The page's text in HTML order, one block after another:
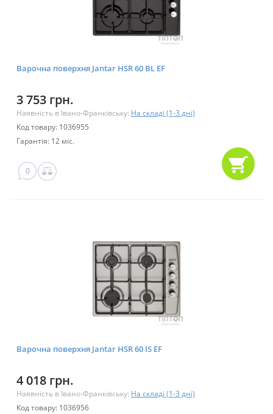
Варочна поверхня Jantar HSR 60 BL EF
3 753 грн.
Наявність в Івано-Франківську: На складі (1-3 дні)
Код товару: 1036955
Гарантія: 12 міс.
0
Варочна поверхня Jantar HSR 60 IS EF
4 018 грн.
Наявність в Івано-Франківську: На складі (1-3 дні)
Код товару: 1036956